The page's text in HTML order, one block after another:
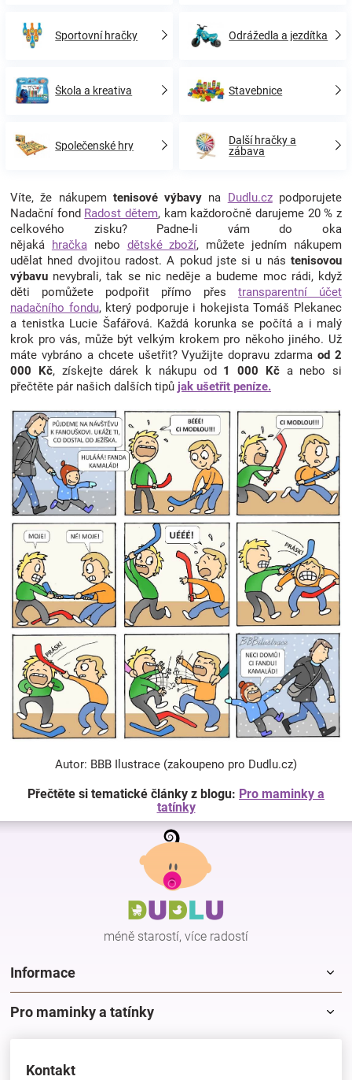
Sportovní hračky Odrážedla a jezdítka
Škola a kreativa Stavebnice
Společenské hry
Další hračky a
zábava
Víte, že nákupem tenisové výbavy na Dudlu.czpodporujete
Nadační fond Radost dětem, kam každoročně darujeme 20 % z
celkového zisku? Padne-li vám do oka
nějaká hračka nebo dětské zboží, můžete jedním nákupem
udělat hned dvojitou radost. A pokud jste si u nás tenisovou
výbavu nevybrali, tak se nic neděje a budeme moc rádi, když
děti pomůžete podpořit přímo přes transparentní účet
nadačního fondu, který podporuje i hokejista Tomáš Plekanec
a tenistka Lucie Šafářová. Každá korunka se počítá a i malý
krok pro vás, může být velkým krokem pro někoho jiného. Už
máte vybráno a chcete ušetřit? Využijte dopravu zdarmaod 2
000 Kč, získejte dárek k nákupu od 1 000 Kča nebo si
přečtěte pár našich dalších tipů jak ušetřit peníze.
Autor: BBB Ilustrace (zakoupeno pro Dudlu.cz)
Přečtěte si tematické články z blogu: Pro maminky a
tatínky
Z
méně starostí, více radostí
Informace
Pro maminky a tatínky
Kontakt